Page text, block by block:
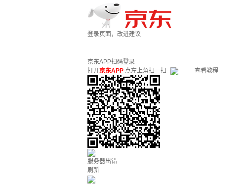
登录页面，改进建议
京东APP扫码登录
打开京东APP 点左上角扫一扫 查看教程
服务器出错
刷新